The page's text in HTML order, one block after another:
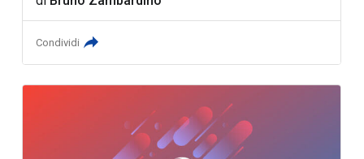
Condividi